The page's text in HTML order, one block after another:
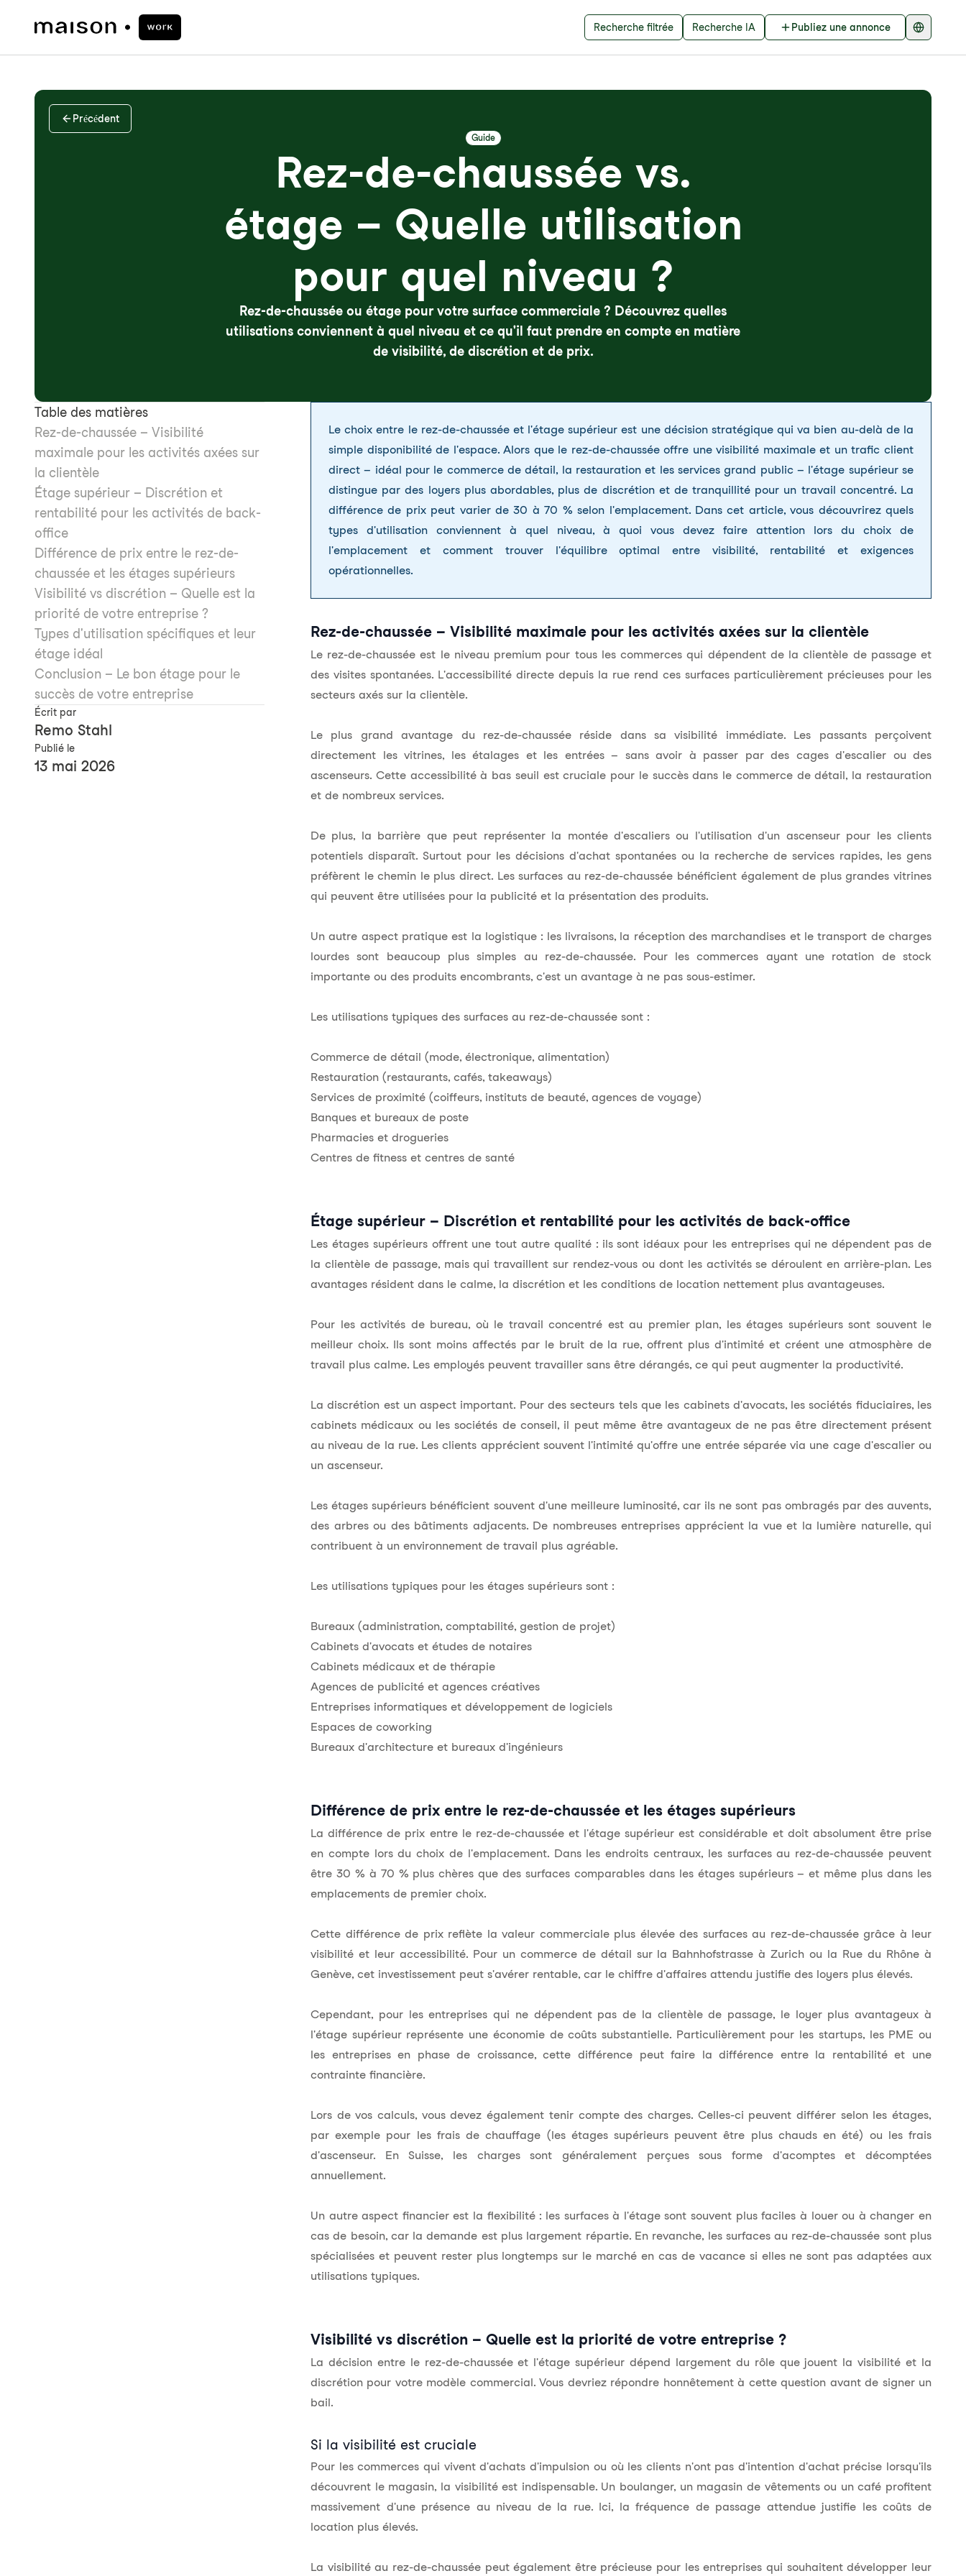
Recherche filtrée Recherche IA Publiez une annonce
Précédent
Guide
Rez-de-chaussée vs.
étage – Quelle utilisation
pour quel niveau ?
Rez-de-chaussée ou étage pour votre surface commerciale ? Découvrez quelles
utilisations conviennent à quel niveau et ce qu'il faut prendre en compte en matière
de visibilité, de discrétion et de prix.
Table des matières
Rez-de-chaussée – Visibilité
maximale pour les activités axées sur
la clientèle
Étage supérieur – Discrétion et
rentabilité pour les activités de back-
office
Différence de prix entre le rez-de-
chaussée et les étages supérieurs
Visibilité vs discrétion – Quelle est la
priorité de votre entreprise ?
Types d'utilisation spécifiques et leur
étage idéal
Conclusion – Le bon étage pour le
succès de votre entreprise
Écrit par
Remo Stahl
Publié le
13 mai 2026
Le choix entre le rez-de-chaussée et l'étage supérieur est une décision stratégique qui va bien au-delà de la
simple disponibilité de l'espace. Alors que le rez-de-chaussée offre une visibilité maximale et un trafic client
direct – idéal pour le commerce de détail, la restauration et les services grand public – l'étage supérieur se
distingue par des loyers plus abordables, plus de discrétion et de tranquillité pour un travail concentré. La
différence de prix peut varier de 30 à 70 % selon l'emplacement. Dans cet article, vous découvrirez quels
types d'utilisation conviennent à quel niveau, à quoi vous devez faire attention lors du choix de
l'emplacement et comment trouver l'équilibre optimal entre visibilité, rentabilité et exigences
opérationnelles.
Rez-de-chaussée – Visibilité maximale pour les activités axées sur la clientèle
Le rez-de-chaussée est le niveau premium pour tous les commerces qui dépendent de la clientèle de passage et
des visites spontanées. L'accessibilité directe depuis la rue rend ces surfaces particulièrement précieuses pour les
secteurs axés sur la clientèle.
Le plus grand avantage du rez-de-chaussée réside dans sa visibilité immédiate. Les passants perçoivent
directement les vitrines, les étalages et les entrées – sans avoir à passer par des cages d'escalier ou des
ascenseurs. Cette accessibilité à bas seuil est cruciale pour le succès dans le commerce de détail, la restauration
et de nombreux services.
De plus, la barrière que peut représenter la montée d'escaliers ou l'utilisation d'un ascenseur pour les clients
potentiels disparaît. Surtout pour les décisions d'achat spontanées ou la recherche de services rapides, les gens
préfèrent le chemin le plus direct. Les surfaces au rez-de-chaussée bénéficient également de plus grandes vitrines
qui peuvent être utilisées pour la publicité et la présentation des produits.
Un autre aspect pratique est la logistique : les livraisons, la réception des marchandises et le transport de charges
lourdes sont beaucoup plus simples au rez-de-chaussée. Pour les commerces ayant une rotation de stock
importante ou des produits encombrants, c'est un avantage à ne pas sous-estimer.
Les utilisations typiques des surfaces au rez-de-chaussée sont :
Commerce de détail (mode, électronique, alimentation)
Restauration (restaurants, cafés, takeaways)
Services de proximité (coiffeurs, instituts de beauté, agences de voyage)
Banques et bureaux de poste
Pharmacies et drogueries
Centres de fitness et centres de santé
Étage supérieur – Discrétion et rentabilité pour les activités de back-office
Les étages supérieurs offrent une tout autre qualité : ils sont idéaux pour les entreprises qui ne dépendent pas de
la clientèle de passage, mais qui travaillent sur rendez-vous ou dont les activités se déroulent en arrière-plan. Les
avantages résident dans le calme, la discrétion et les conditions de location nettement plus avantageuses.
Pour les activités de bureau, où le travail concentré est au premier plan, les étages supérieurs sont souvent le
meilleur choix. Ils sont moins affectés par le bruit de la rue, offrent plus d'intimité et créent une atmosphère de
travail plus calme. Les employés peuvent travailler sans être dérangés, ce qui peut augmenter la productivité.
La discrétion est un aspect important. Pour des secteurs tels que les cabinets d'avocats, les sociétés fiduciaires, les
cabinets médicaux ou les sociétés de conseil, il peut même être avantageux de ne pas être directement présent
au niveau de la rue. Les clients apprécient souvent l'intimité qu'offre une entrée séparée via une cage d'escalier ou
un ascenseur.
Les étages supérieurs bénéficient souvent d'une meilleure luminosité, car ils ne sont pas ombragés par des auvents,
des arbres ou des bâtiments adjacents. De nombreuses entreprises apprécient la vue et la lumière naturelle, qui
contribuent à un environnement de travail plus agréable.
Les utilisations typiques pour les étages supérieurs sont :
Bureaux (administration, comptabilité, gestion de projet)
Cabinets d'avocats et études de notaires
Cabinets médicaux et de thérapie
Agences de publicité et agences créatives
Entreprises informatiques et développement de logiciels
Espaces de coworking
Bureaux d'architecture et bureaux d'ingénieurs
Différence de prix entre le rez-de-chaussée et les étages supérieurs
La différence de prix entre le rez-de-chaussée et l'étage supérieur est considérable et doit absolument être prise
en compte lors du choix de l'emplacement. Dans les endroits centraux, les surfaces au rez-de-chaussée peuvent
être 30 % à 70 % plus chères que des surfaces comparables dans les étages supérieurs – et même plus dans les
emplacements de premier choix.
Cette différence de prix reflète la valeur commerciale plus élevée des surfaces au rez-de-chaussée grâce à leur
visibilité et leur accessibilité. Pour un commerce de détail sur la Bahnhofstrasse à Zurich ou la Rue du Rhône à
Genève, cet investissement peut s'avérer rentable, car le chiffre d'affaires attendu justifie des loyers plus élevés.
Cependant, pour les entreprises qui ne dépendent pas de la clientèle de passage, le loyer plus avantageux à
l'étage supérieur représente une économie de coûts substantielle. Particulièrement pour les startups, les PME ou
les entreprises en phase de croissance, cette différence peut faire la différence entre la rentabilité et une
contrainte financière.
Lors de vos calculs, vous devez également tenir compte des charges. Celles-ci peuvent différer selon les étages,
par exemple pour les frais de chauffage (les étages supérieurs peuvent être plus chauds en été) ou les frais
d'ascenseur. En Suisse, les charges sont généralement perçues sous forme d'acompteset décomptées
annuellement.
Un autre aspect financier est la flexibilité : les surfaces à l'étage sont souvent plus faciles à louer ou à changer en
cas de besoin, car la demande est plus largement répartie. En revanche, les surfaces au rez-de-chaussée sont plus
spécialisées et peuvent rester plus longtemps sur le marché en cas de vacance si elles ne sont pas adaptées aux
utilisations typiques.
Visibilité vs discrétion – Quelle est la priorité de votre entreprise ?
La décision entre le rez-de-chaussée et l'étage supérieur dépend largement du rôle que jouent la visibilité et la
discrétion pour votre modèle commercial. Vous devriez répondre honnêtement à cette question avant de signer un
bail.
Si la visibilité est cruciale
Pour les commerces qui vivent d'achats d'impulsion ou où les clients n'ont pas d'intention d'achat précise lorsqu'ils
découvrent le magasin, la visibilité est indispensable. Un boulanger, un magasin de vêtements ou un café profitent
massivement d'une présence au niveau de la rue. Ici, lafréquence de passage attenduejustifie les coûts de
location plus élevés.
La visibilité au rez-de-chaussée peut également être précieuse pour les entreprises qui souhaitent développer leur